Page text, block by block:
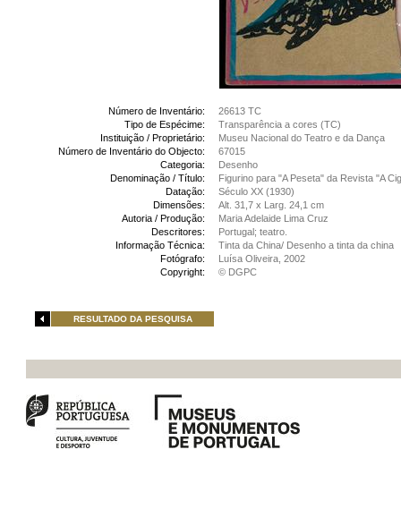
Número de Inventário:
26613 TC
Tipo de Espécime:
Transparência a cores (TC)
Instituição / Proprietário:
Museu Nacional do Teatro e da Dança
Número de Inventário do Objecto:
67015
Categoria:
Desenho
Denominação / Título:
Figurino para "A Peseta" da Revista "A
Datação:
Século XX (1930)
Dimensões:
Alt. 31,7 x Larg. 24,1 cm
Autoria / Produção:
Maria Adelaide Lima Cruz
Descritores:
Portugal; teatro.
Informação Técnica:
Tinta da China/ Desenho a tinta da china
Fotógrafo:
Luísa Oliveira, 2002
Copyright:
© DGPC
RESULTADO DA PESQUISA